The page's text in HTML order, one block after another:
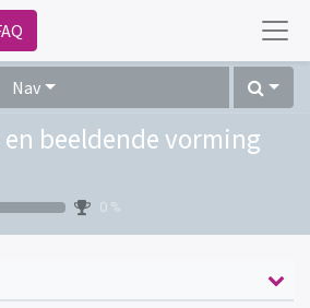
Nav
beeldende vorming
0 %